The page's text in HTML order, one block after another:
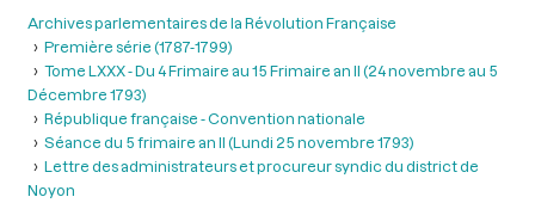
Archives parlementaires de la Révolution Française
Première série (1787-1799)
Tome LXXX - Du 4 Frimaire au 15 Frimaire an II (24 novembre au 5
Décembre 1793)
République française - Convention nationale
Séance du 5 frimaire an II (Lundi 25 novembre 1793)
Lettre des administrateurs et procureur syndic du district de
Noyon